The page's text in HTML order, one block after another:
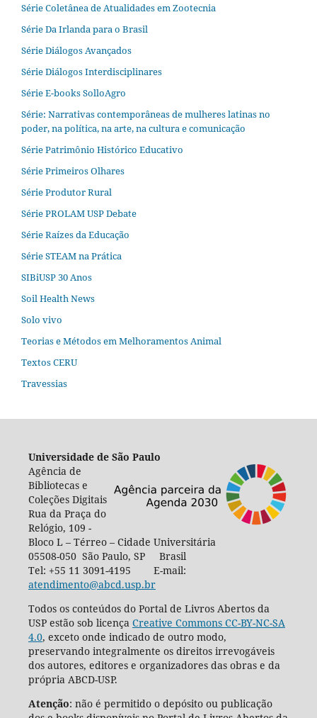
Série Coletânea de Atualidades em Zootecnia
Série Da Irlanda para o Brasil
Série Diálogos Avançados
Série Diálogos Interdisciplinares
Série E-books SolloAgro
Série: Narrativas contemporâneas de mulheres latinas no
poder, na política, na arte, na cultura e comunicação
Série Patrimônio Histórico Educativo
Série Primeiros Olhares
Série Produtor Rural
Série PROLAM USP Debate
Série Raízes da Educação
Série STEAM na Prática
SIBiUSP 30 Anos
Soil Health News
Solo vivo
Teorias e Métodos em Melhoramentos Animal
Textos CERU
Travessias
Universidade de São Paulo
Agência de
Bibliotecas e
Coleções Digitais
Rua da Praça do
Relógio, 109 -
Bloco L – Térreo – Cidade Universitária
05508-050 São Paulo, SP Brasil
Tel: +55 11 3091-4195 E-mail:
atendimento@abcd.usp.br
Todos os conteúdos do Portal de Livros Abertos da
USP estão sob licença Creative Commons CC-BY-NC-SA
4.0, exceto onde indicado de outro modo,
preservando integralmente os direitos irrevogáveis
dos autores, editores e organizadores das obras e da
própria ABCD-USP.
Atenção: não é permitido o depósito ou publicação